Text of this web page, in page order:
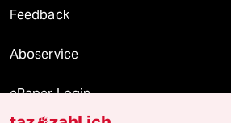
Feedback
Aboservice
ePaper Login